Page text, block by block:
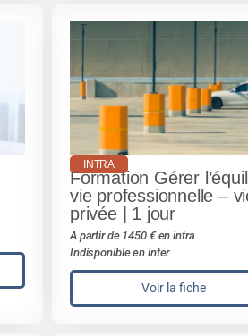
INTRA
Formation Gérer
vie professionnelle –
privée | 1 jour
A partir de 1450 € en intra
Indisponible en inter
Voir la fiche